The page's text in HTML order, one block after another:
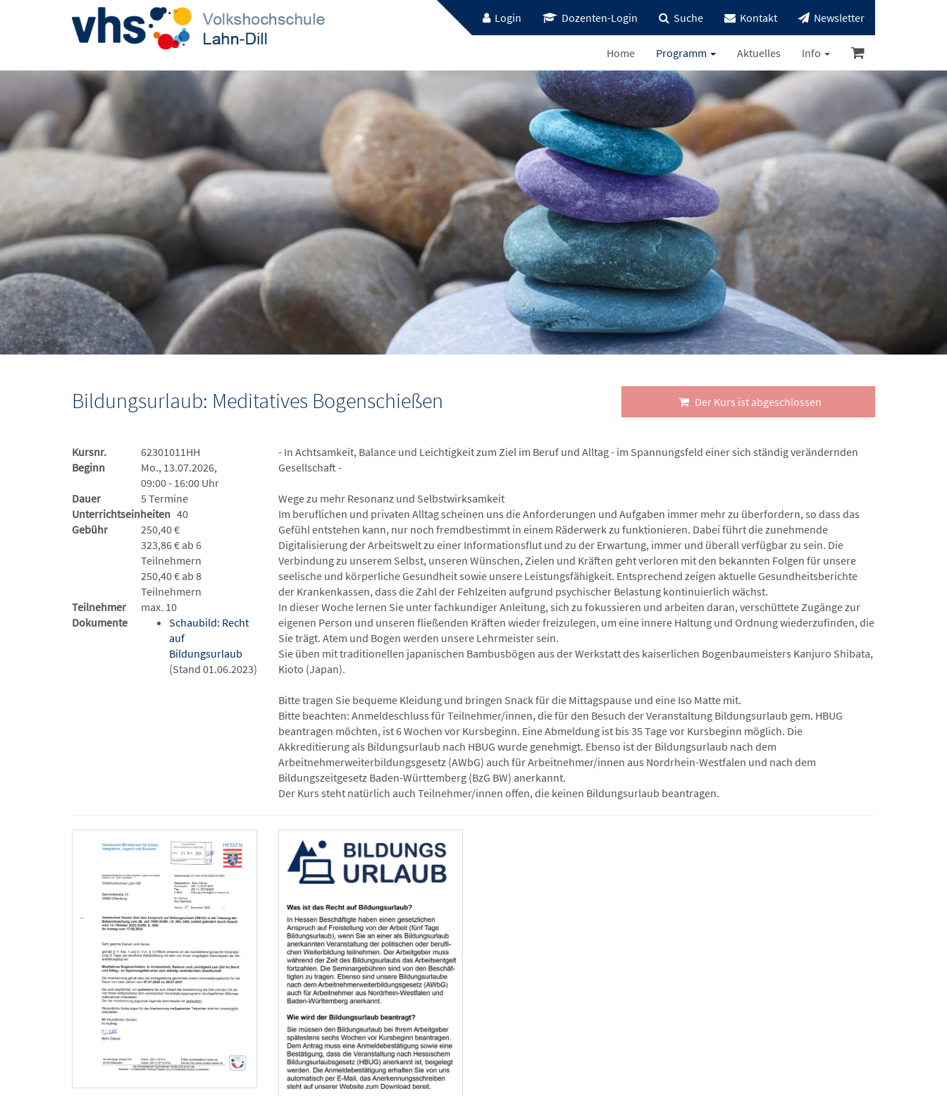
Login Dozenten-Login Suche Kontakt Newsletter
Home Programm Aktuelles Info
Bildungsurlaub: Meditatives Bogenschießen Der Kurs ist abgeschlossen
Kursnr.
62301011HH
Beginn
Mo., 13.07.2026,
09:00 - 16:00 Uhr
Dauer
5 Termine
Unterrichtseinheiten
40
Gebühr
250,40 €
323,86 € ab 6
Teilnehmern
250,40 € ab 8
Teilnehmern
Teilnehmer
max. 10
Dokumente
Schaubild: Recht
auf
Bildungsurlaub
(Stand 01.06.2023)
- In Achtsamkeit, Balance und Leichtigkeit zum Ziel im Beruf und Alltag - im Spannungsfeld einer sich ständig verändernden
Gesellschaft -
Wege zu mehr Resonanz und Selbstwirksamkeit
Im beruflichen und privaten Alltag scheinen uns die Anforderungen und Aufgaben immer mehr zu überfordern, so dass das
Gefühl entstehen kann, nur noch fremdbestimmt in einem Räderwerk zu funktionieren. Dabei führt die zunehmende
Digitalisierung der Arbeitswelt zu einer Informationsflut und zu der Erwartung, immer und überall verfügbar zu sein. Die
Verbindung zu unserem Selbst, unseren Wünschen, Zielen und Kräften geht verloren mit den bekannten Folgen für unsere
seelische und körperliche Gesundheit sowie unsere Leistungsfähigkeit. Entsprechend zeigen aktuelle Gesundheitsberichte
der Krankenkassen, dass die Zahl der Fehlzeiten aufgrund psychischer Belastung kontinuierlich wächst.
In dieser Woche lernen Sie unter fachkundiger Anleitung, sich zu fokussieren und arbeiten daran, verschüttete Zugänge zur
eigenen Person und unseren fließenden Kräften wieder freizulegen, um eine innere Haltung und Ordnung wiederzufinden, die
Sie trägt. Atem und Bogen werden unsere Lehrmeister sein.
Sie üben mit traditionellen japanischen Bambusbögen aus der Werkstatt des kaiserlichen Bogenbaumeisters Kanjuro Shibata,
Kioto (Japan).
Bitte tragen Sie bequeme Kleidung und bringen Snack für die Mittagspause und eine Iso Matte mit.
Bitte beachten: Anmeldeschluss für Teilnehmer/innen, die für den Besuch der Veranstaltung Bildungsurlaub gem. HBUG
beantragen möchten, ist 6 Wochen vor Kursbeginn. Eine Abmeldung ist bis 35 Tage vor Kursbeginn möglich. Die
Akkreditierung als Bildungsurlaub nach HBUG wurde genehmigt. Ebenso ist der Bildungsurlaub nach dem
Arbeitnehmerweiterbildungsgesetz (AWbG) auch für Arbeitnehmer/innen aus Nordrhein-Westfalen und nach dem
Bildungszeitgesetz Baden-Württemberg (BzG BW) anerkannt.
Der Kurs steht natürlich auch Teilnehmer/innen offen, die keinen Bildungsurlaub beantragen.